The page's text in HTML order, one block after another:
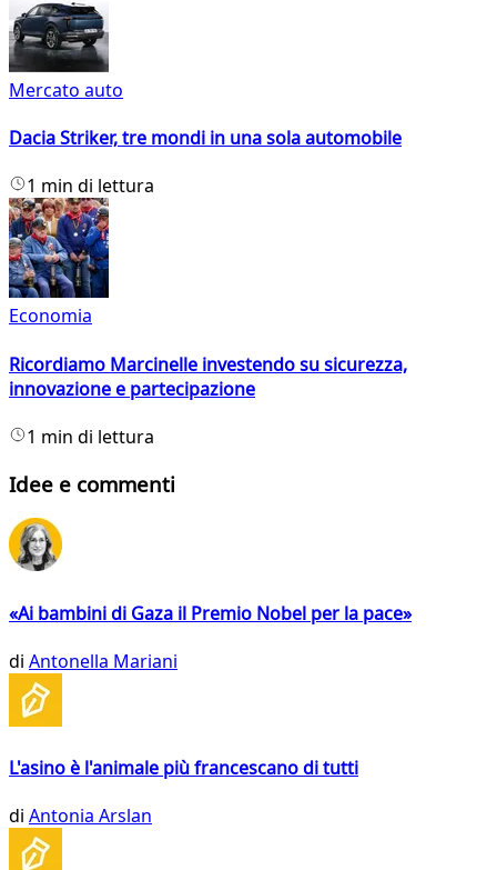
Mercato auto
Dacia Striker, tre mondi in una sola automobile
1 min di lettura
Economia
Ricordiamo Marcinelle investendo su sicurezza,
innovazione e partecipazione
1 min di lettura
Idee e commenti
«Ai bambini di Gaza il Premio Nobel per la pace»
di Antonella Mariani
L'asino è l'animale più francescano di tutti
di Antonia Arslan